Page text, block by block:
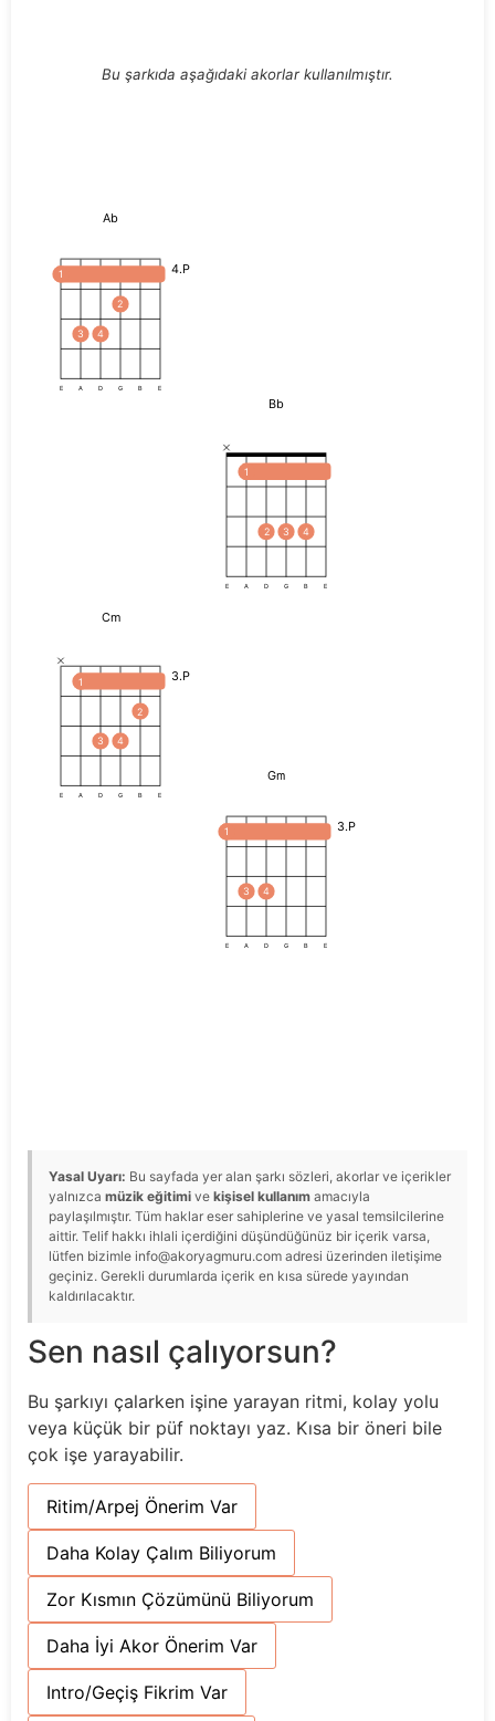
Bu şarkıda aşağıdaki akorlar kullanılmıştır.
Ab
4.P
1
3 4
2
E A D G B E
Bb
1
2 3 4
E A D G B E
Cm
3.P
1
3 4
2
E A D G B E
Gm
3.P
1
3 4
E A D G B E
Yasal Uyarı: Bu sayfada yer alan şarkı sözleri, akorlar ve içerikler
yalnızca müzik eğitimi ve kişisel kullanım amacıyla
paylaşılmıştır. Tüm haklar eser sahiplerine ve yasal temsilcilerine
aittir. Telif hakkı ihlali içerdiğini düşündüğünüz bir içerik varsa,
lütfen bizimle info@akoryagmuru.com adresi üzerinden iletişime
geçiniz. Gerekli durumlarda içerik en kısa sürede yayından
kaldırılacaktır.
Sen nasıl çalıyorsun?
Bu şarkıyı çalarken işine yarayan ritmi, kolay yolu
veya küçük bir püf noktayı yaz. Kısa bir öneri bile
çok işe yarayabilir.
Ritim/Arpej Önerim Var
Daha Kolay Çalım Biliyorum
Zor Kısmın Çözümünü Biliyorum
Daha İyi Akor Önerim Var
Intro/Geçiş Fikrim Var